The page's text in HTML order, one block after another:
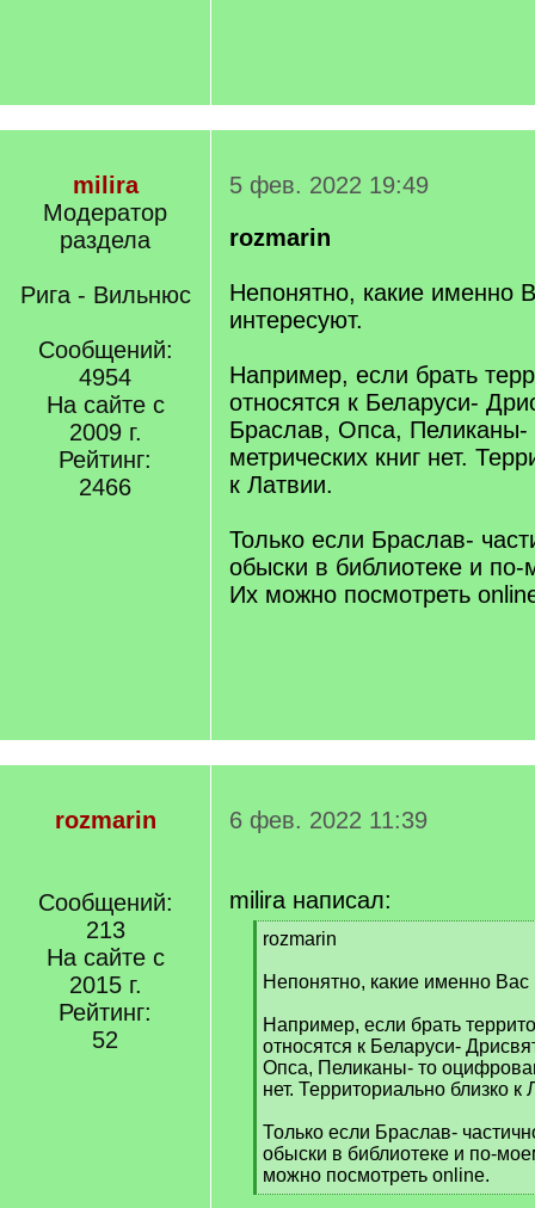
milira
Модератор
раздела
Рига - Вильнюс
Сообщений:
4954
На сайте с
2009 г.
Рейтинг:
2466
5 фев. 2022 19:49
rozmarin
Непонятно, какие именно
интересуют.
Например, если брать
относятся к Беларуси-
Браслав, Опса,
метрических книг нет.
к Латвии.
Только если Браслав-
обыски в библиотеке и
Их можно посмотреть
rozmarin
Сообщений:
213
На сайте с
2015 г.
Рейтинг:
52
6 фев. 2022 11:39
milira написал:
[
]
rozmarin
Непонятно, какие именно Вас
Например, если брать
относятся к Беларуси-
Опса, Пеликаны- то
нет. Территориально близко к
Только если Браслав-
обыски в библиотеке и по-
можно посмотреть online.
[